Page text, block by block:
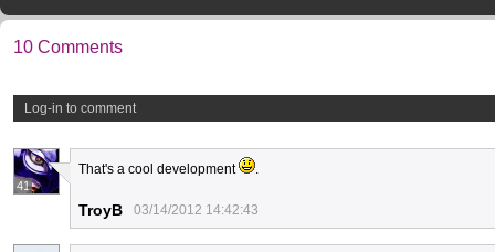
10 Comments
Log-in to comment
41
That's a cool development .
TroyB 03/14/2012 14:42:43